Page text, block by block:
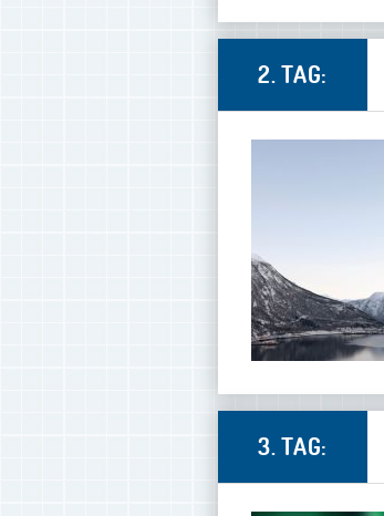
2. TAG:
3. TAG: